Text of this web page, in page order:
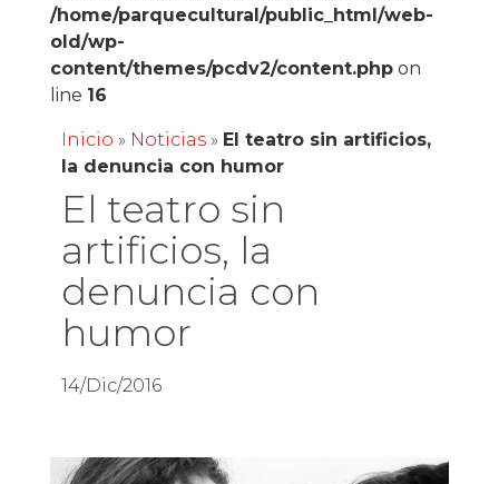
/home/parquecultural/public_html/web-
old/wp-
content/themes/pcdv2/content.phpon
line 16
Inicio » Noticias» El teatro sin artificios,
la denuncia con humor
El teatro sin
artificios, la
denuncia con
humor
14/Dic/2016